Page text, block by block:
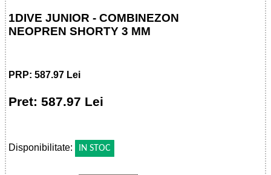
1DIVE JUNIOR - COMBINEZON
NEOPREN SHORTY 3 MM
PRP: 587.97 Lei
Pret: 587.97 Lei
Disponibilitate:
IN STOC